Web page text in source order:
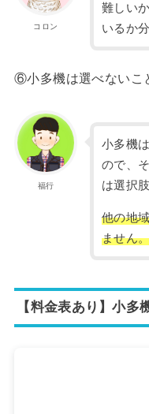
コロン
難しい
いるか
⑥小多機は選べないこ
福行
小多機
ので、
は選択
他の地
ません。
【料金表あり】小多